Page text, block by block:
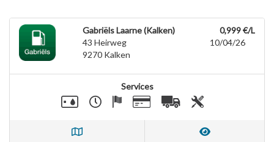
Gabriëls Laarne (Kalken)
43 Heirweg
9270 Kalken
0,999 €/L
10/04/26
Services